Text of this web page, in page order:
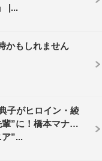
すか!?”と非常に不
公の綾子の絶妙な
確かに私や…”と思
けないように修行し
、生身の人間とし
と思うので、応援
す。
|...
かもしれません
子がヒロイン・綾
”に！橋本マナミ
”...